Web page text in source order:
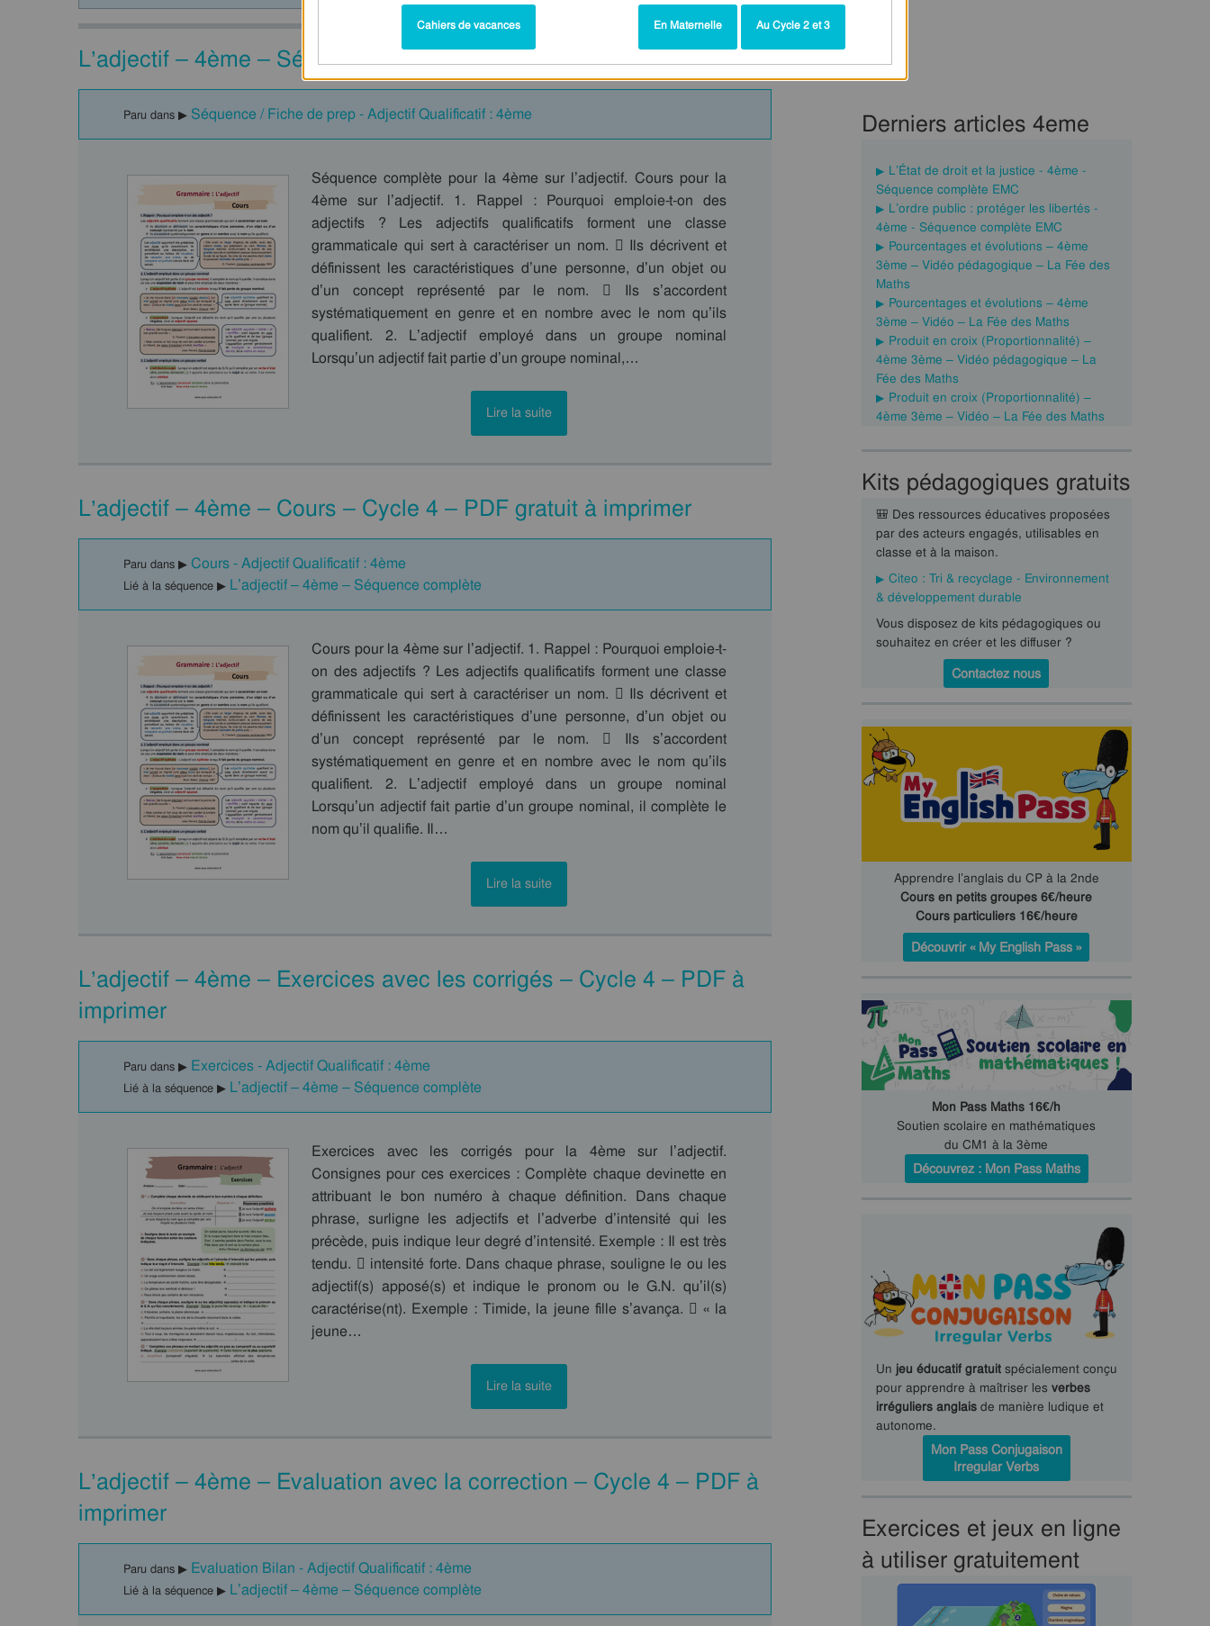
L’adjectif – 4ème – Séquence complète – Cycle 4 – PDF à imprimer
Paru dans ▶ Séquence / Fiche de prep - Adjectif Qualificatif : 4ème
Séquence complète pour la 4ème sur l’adjectif. Cours pour la
4ème sur l’adjectif. 1. Rappel : Pourquoi emploie-t-on des
adjectifs ? Les adjectifs qualificatifs forment une classe
grammaticale qui sert à caractériser un nom.  Ils décrivent et
définissent les caractéristiques d’une personne, d’un objet ou
d’un concept représenté par le nom.  Ils s’accordent
systématiquement en genre et en nombre avec le nom qu’ils
qualifient. 2. L’adjectif employé dans un groupe nominal
Lorsqu’un adjectif fait partie d’un groupe nominal,…
Lire la suite
L’adjectif – 4ème – Cours – Cycle 4 – PDF gratuit à imprimer
Paru dans ▶ Cours - Adjectif Qualificatif : 4ème
Lié à la séquence ▶ L’adjectif – 4ème – Séquence complète
Cours pour la 4ème sur l’adjectif. 1. Rappel : Pourquoi emploie-t-
on des adjectifs ? Les adjectifs qualificatifs forment une classe
grammaticale qui sert à caractériser un nom.  Ils décrivent et
définissent les caractéristiques d’une personne, d’un objet ou
d’un concept représenté par le nom.  Ils s’accordent
systématiquement en genre et en nombre avec le nom qu’ils
qualifient. 2. L’adjectif employé dans un groupe nominal
Lorsqu’un adjectif fait partie d’un groupe nominal, il complète le
nom qu’il qualifie. Il…
Lire la suite
L’adjectif – 4ème – Exercices avec les corrigés – Cycle 4 – PDF à
imprimer
Paru dans ▶ Exercices - Adjectif Qualificatif : 4ème
Lié à la séquence ▶ L’adjectif – 4ème – Séquence complète
Exercices avec les corrigés pour la 4ème sur l’adjectif.
Consignes pour ces exercices : Complète chaque devinette en
attribuant le bon numéro à chaque définition. Dans chaque
phrase, surligne les adjectifs et l’adverbe d’intensité qui les
précède, puis indique leur degré d’intensité. Exemple : Il est très
tendu.  intensité forte. Dans chaque phrase, souligne le ou les
adjectif(s) apposé(s) et indique le pronom ou le G.N. qu’il(s)
caractérise(nt). Exemple : Timide, la jeune fille s’avança.  « la
jeune…
Lire la suite
L’adjectif – 4ème – Evaluation avec la correction – Cycle 4 – PDF à
imprimer
Paru dans ▶ Evaluation Bilan - Adjectif Qualificatif : 4ème
Lié à la séquence ▶ L’adjectif – 4ème – Séquence complète
Derniers articles 4eme
L’État de droit et la justice - 4ème -
Séquence complète EMC
L’ordre public : protéger les libertés -
4ème - Séquence complète EMC
Pourcentages et évolutions – 4ème
3ème – Vidéo pédagogique – La Fée des
Maths
Pourcentages et évolutions – 4ème
3ème – Vidéo – La Fée des Maths
Produit en croix (Proportionnalité) –
4ème 3ème – Vidéo pédagogique – La
Fée des Maths
Produit en croix (Proportionnalité) –
4ème 3ème – Vidéo – La Fée des Maths
Kits pédagogiques gratuits
🎒 Des ressources éducatives proposées
par des acteurs engagés, utilisables en
classe et à la maison.
Citeo : Tri & recyclage - Environnement
& développement durable
Vous disposez de kits pédagogiques ou
souhaitez en créer et les diffuser ?
Contactez nous
Apprendre l’anglais du CP à la 2nde
Cours en petits groupes 6€/heure
Cours particuliers 16€/heure
Découvrir « My English Pass »
Mon Pass Maths 16€/h
Soutien scolaire en mathématiques
du CM1 à la 3ème
Découvrez : Mon Pass Maths
Un jeu éducatif gratuitspécialement conçu
pour apprendre à maîtriser les verbes
irréguliers anglaisde manière ludique et
autonome.
Mon Pass Conjugaison
Irregular Verbs
Exercices et jeux en ligne
à utiliser gratuitement
Cahiers de vacances En Maternelle Au Cycle 2 et 3